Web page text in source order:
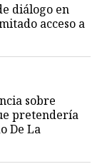
diálogo en
acceso a
sobre
pretendería
De La